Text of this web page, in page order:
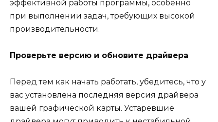
эффективной работы программы, особенно
при выполнении задач, требующих высокой
производительности.
Проверьте версию и обновите драйвера
Перед тем как начать работать, убедитесь, что у
вас установлена последняя версия драйвера
вашей графической карты. Устаревшие